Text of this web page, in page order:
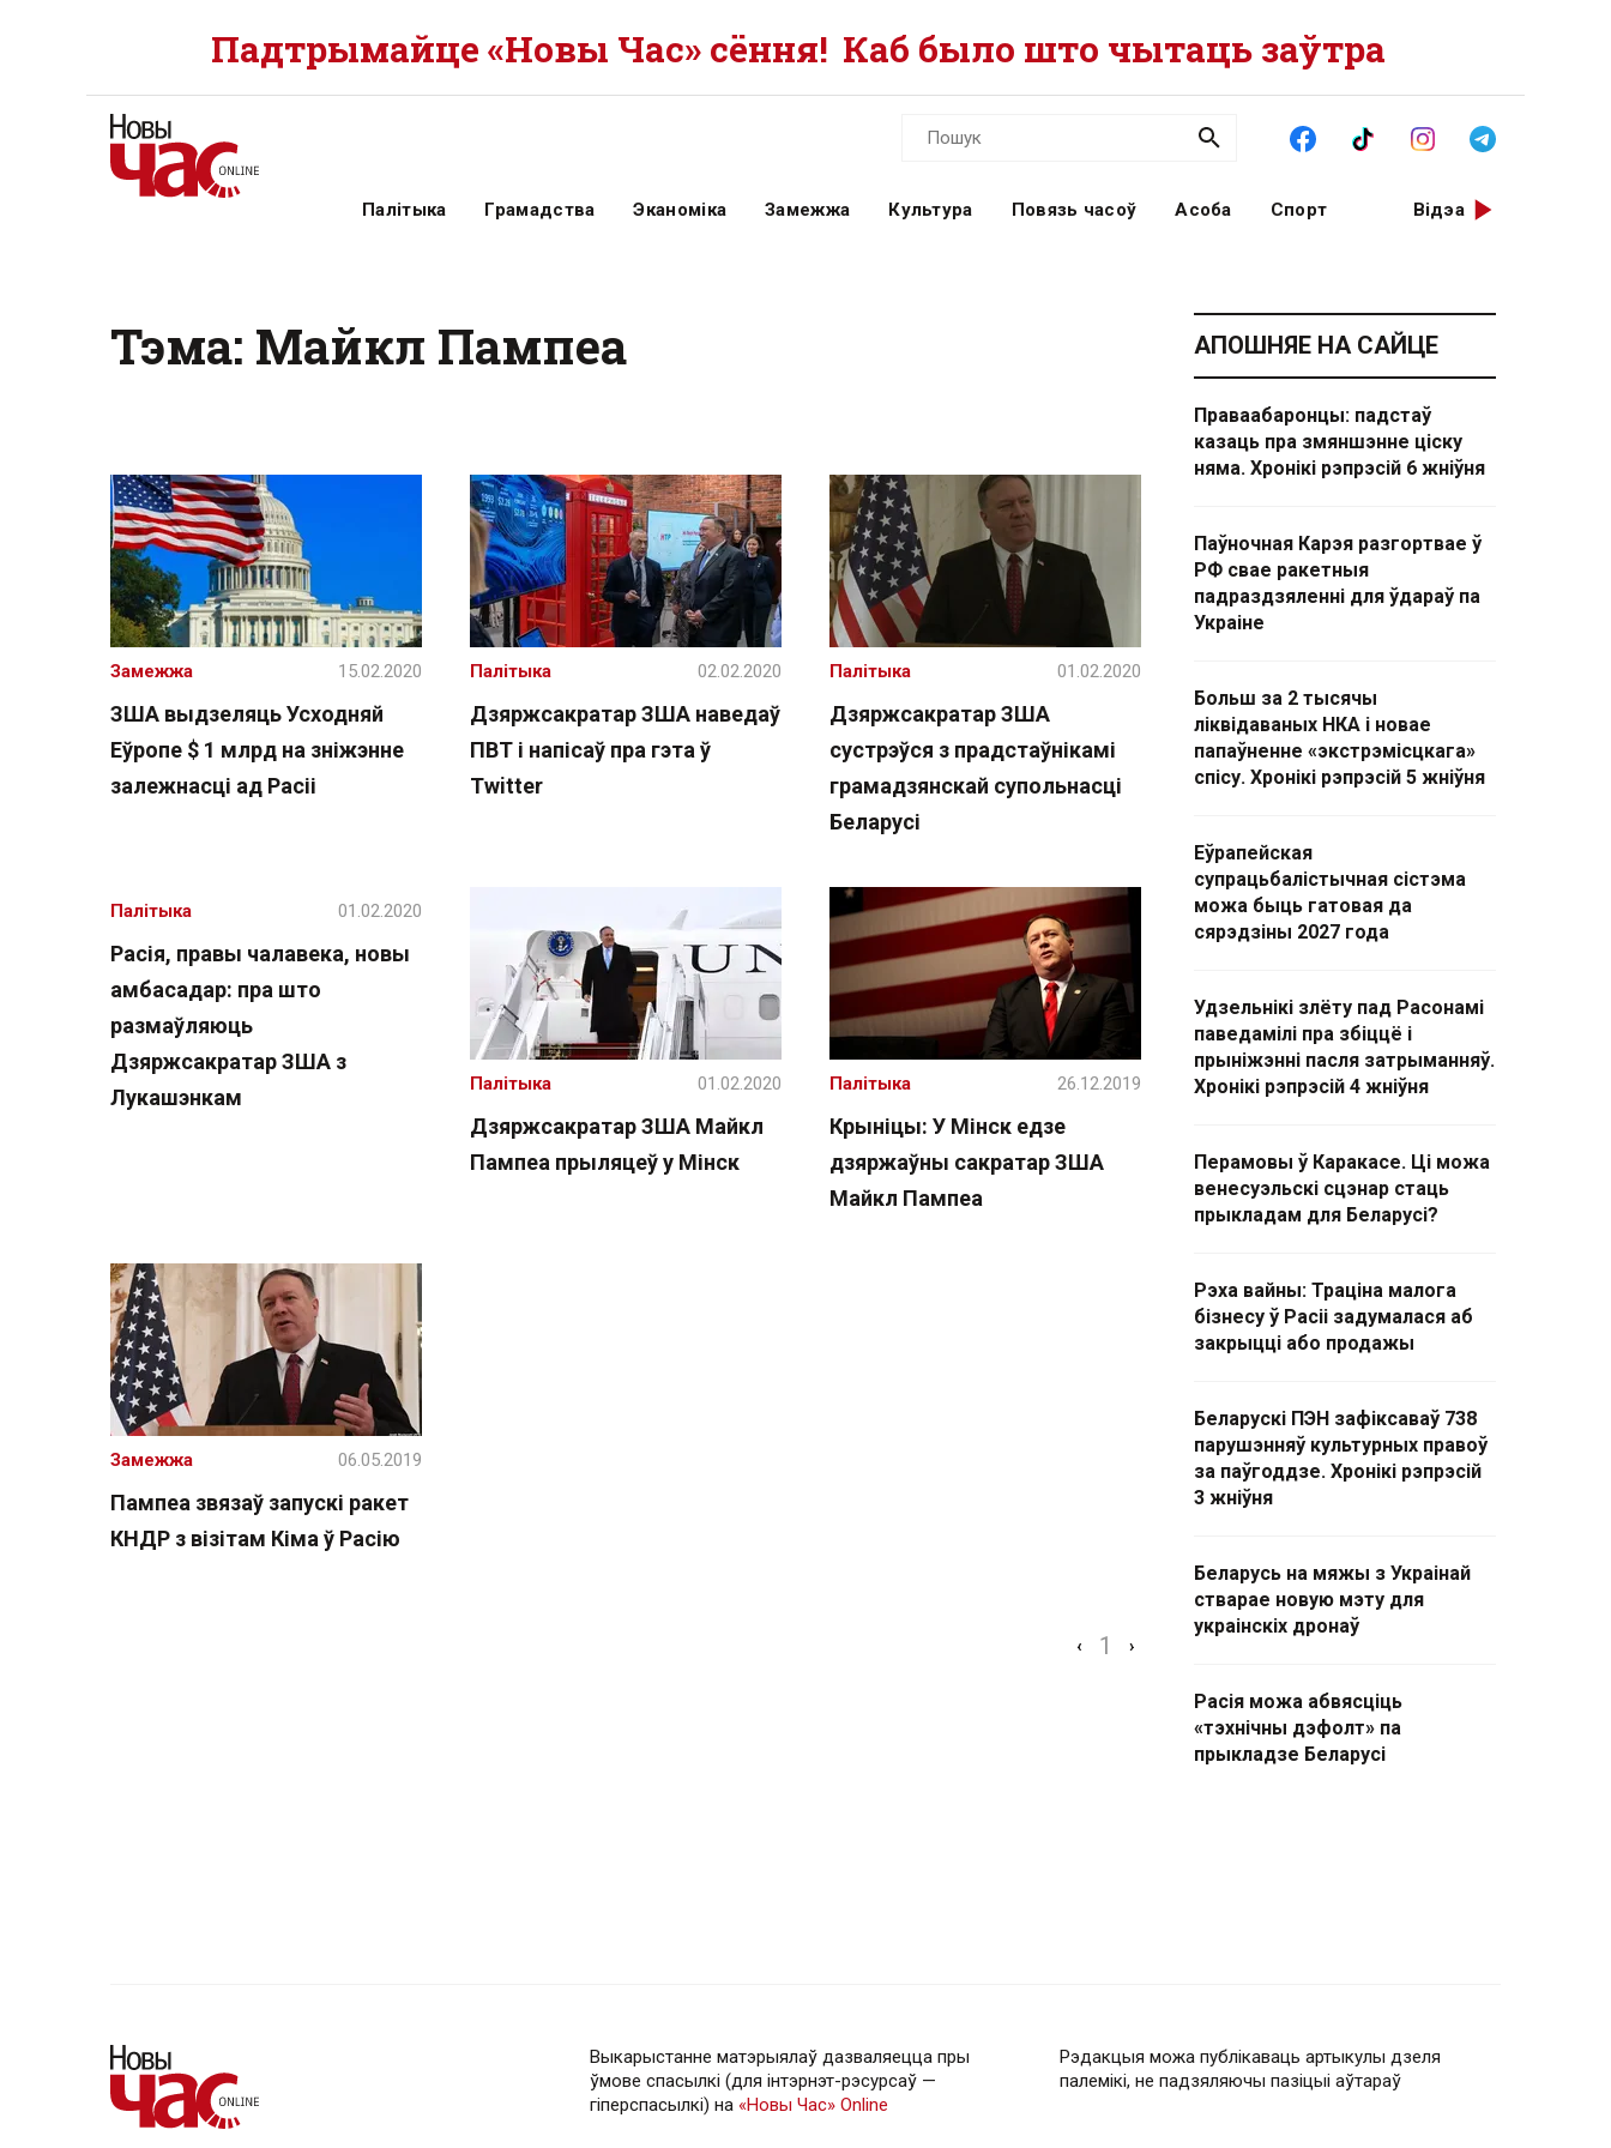
Падтрымайце «Новы Час» сёння! Каб было што чытаць заўтра
Палітыка Грамадства Эканоміка Замежжа Культура Повязь часоў Асоба Спорт Відэа
Тэма: Майкл Пампеа
ЗША выдзеляць Усходняй
Еўропе $ 1 млрд на зніжэнне
залежнасці ад Расіі
Замежжа 15.02.2020
Дзяржсакратар ЗША наведаў
ПВТ і напісаў пра гэта ў
Twitter
Палітыка 02.02.2020
Дзяржсакратар ЗША
сустрэўся з прадстаўнікамі
грамадзянскай супольнасці
Беларусі
Палітыка 01.02.2020
Расія, правы чалавека, новы
амбасадар: пра што
размаўляюць
Дзяржсакратар ЗША з
Лукашэнкам
Палітыка 01.02.2020
Дзяржсакратар ЗША Майкл
Пампеа прыляцеў у Мінск
Палітыка 01.02.2020
Крыніцы: У Мінск едзе
дзяржаўны сакратар ЗША
Майкл Пампеа
Палітыка 26.12.2019
Пампеа звязаў запускі ракет
КНДР з візітам Кіма ў Расію
Замежжа 06.05.2019
‹ 1 ›
АПОШНЯЕ НА САЙЦЕ
Праваабаронцы: падстаў
казаць пра змяншэнне ціску
няма. Хронікі рэпрэсій 6 жніўня
Паўночная Карэя разгортвае ў
РФ свае ракетныя
падраздзяленні для ўдараў па
Украіне
Больш за 2 тысячы
ліквідаваных НКА і новае
папаўненне «экстрэмісцкага»
спісу. Хронікі рэпрэсій 5 жніўня
Еўрапейская
супрацьбалістычная сістэма
можа быць гатовая да
сярэдзіны 2027 года
Удзельнікі злёту пад Расонамі
паведамілі пра збіццё і
прыніжэнні пасля затрыманняў.
Хронікі рэпрэсій 4 жніўня
Перамовы ў Каракасе. Ці можа
венесуэльскі сцэнар стаць
прыкладам для Беларусі?
Рэха вайны: Траціна малога
бізнесу ў Расіі задумалася аб
закрыцці або продажы
Беларускі ПЭН зафіксаваў 738
парушэнняў культурных правоў
за паўгоддзе. Хронікі рэпрэсій
3 жніўня
Беларусь на мяжы з Украінай
стварае новую мэту для
украінскіх дронаў
Расія можа абвясціць
«тэхнічны дэфолт» па
прыкладзе Беларусі
Выкарыстанне матэрыялаў дазваляецца пры
ўмове спасылкі (для інтэрнэт-рэсурсаў —
гiперспасылкi) на «Новы Час» Online
Рэдакцыя можа публікаваць артыкулы дзеля
палемікі, не падзяляючы пазіцыі аўтараў